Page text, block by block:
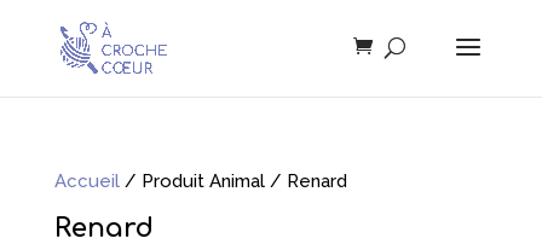
Accueil/ Produit Animal / Renard
Renard